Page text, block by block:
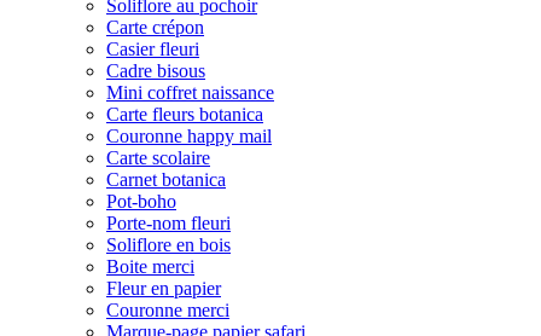
Soliflore au pochoir
Carte crépon
Casier fleuri
Cadre bisous
Mini coffret naissance
Carte fleurs botanica
Couronne happy mail
Carte scolaire
Carnet botanica
Pot-boho
Porte-nom fleuri
Soliflore en bois
Boite merci
Fleur en papier
Couronne merci
Marque-page papier safari